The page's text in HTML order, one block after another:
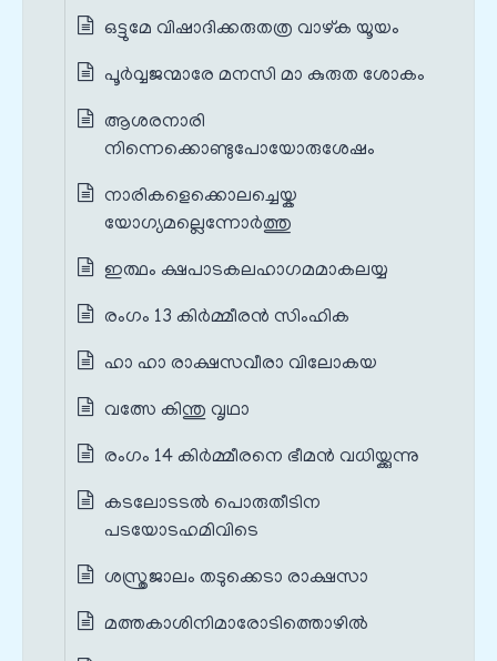
ഒട്ടുമേ വിഷാദിക്കരുതത്ര വാഴ്ക യൂയം
പൂർവ്വജന്മാരേ മനസി മാ കുരുത ശോകം
ആശരനാരി
നിന്നെക്കൊണ്ടുപോയോരുശേഷം
നാരികളെക്കൊലച്ചെയ്ക
യോഗ്യമല്ലെന്നോർത്തു
ഇത്ഥം ക്ഷപാടകലഹാഗമമാകലയ്യ
രംഗം 13 കിർമ്മീരൻ സിംഹിക
ഹാ ഹാ രാക്ഷസവീരാ വിലോകയ
വത്സേ കിന്തു വൃഥാ
രംഗം 14 കിർമ്മീരനെ ഭീമൻ വധിയ്ക്കുന്നു
കടലോടടൽ പൊരുതീടിന
പടയോടഹമിവിടെ
ശസ്ത്രജാലം തടുക്കെടാ രാക്ഷസാ
മത്തകാശിനിമാരോടിത്തൊഴിൽ